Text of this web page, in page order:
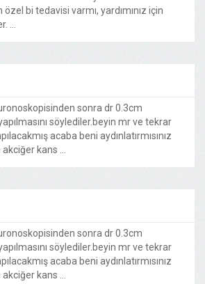
özel bi tedavisi varmı, yardımınız için
...
sonra dr 0.3cm
söylediler.beyin mr ve tekrar
acaba beni aydınlatırmısınız
kans ...
sonra dr 0.3cm
söylediler.beyin mr ve tekrar
acaba beni aydınlatırmısınız
kans ...